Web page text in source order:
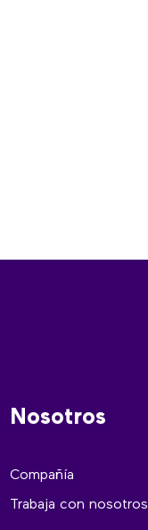
Nosotros
Compañía
Trabaja con nosotros